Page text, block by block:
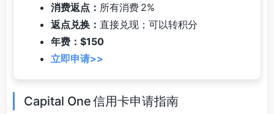
消费返点： 所有消费 2%
返点兑换： 直接兑现；可以转积分
年费：$150
立即申请>>
Capital One 信用卡申请指南